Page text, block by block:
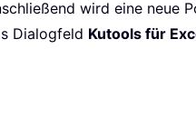
wird eine neue
Dialogfeld Kutools für